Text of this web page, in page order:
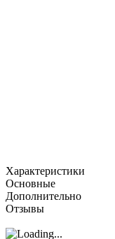
Характеристики
Основные
Дополнительно
Отзывы